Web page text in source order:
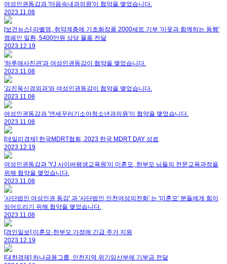
여성인권동감과 '마음속내과의원'이 협약을 맺었습니다.
2023.11.08
[보건뉴스] 라벨영, 취약계층에 기초화장품 2000세트 기부 '이웃과 함께하는 동행'
캠페인 일환, 5400만원 상당 물품 전달
2023.12.19
'하루애사진관'과 여성인권동감이 협약을 맺었습니다.
2023.11.08
'김진욱신경외과'와 여성인권동감이 협약을 맺었습니다.
2023.11.08
여성인권동감과 '연세꾸러기소아청소년과의원'이 협약을 맺었습니다.
2023.11.08
[데일리경제] 한국MDRT협회, 2023 한국 MDRT DAY 성료
2023.12.19
여성인권동감과 'YJ 사이버평생교육원'이 미혼모, 한부모 님들의 전문교육과정을
위해 협약을 맺었습니다.
2023.11.08
'사단법인 여성인권 동감' 과 '사단법인 인천여성의전화' 는 '미혼모' 분들에게 힘이
되어드리기 위해 협약을 맺었습니다.
2023.11.08
[경인일보] 미혼모·한부모 가정에 긴급 주거 지원
2023.12.19
[대한경제] 하나금융그룹, 인천지역 위기임산부에 기부금 전달